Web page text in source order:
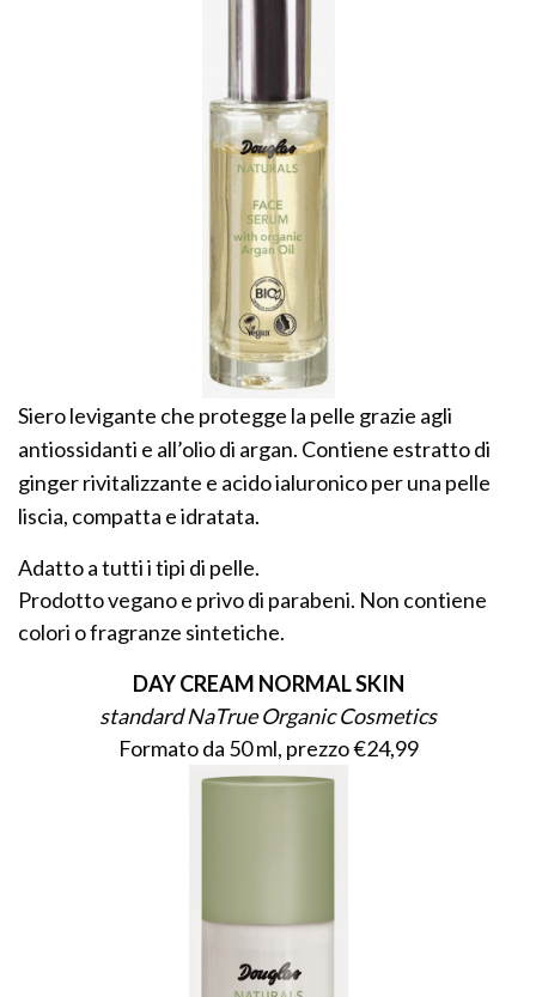
Siero levigante che protegge la pelle grazie agli
antiossidanti e all’olio di argan. Contiene estratto di
ginger rivitalizzante e acido ialuronico per una pelle
liscia, compatta e idratata.
Adatto a tutti i tipi di pelle.
Prodotto vegano e privo di parabeni. Non contiene
colori o fragranze sintetiche.
DAY CREAM NORMAL SKIN
standard NaTrue Organic Cosmetics
Formato da 50 ml, prezzo €24,99